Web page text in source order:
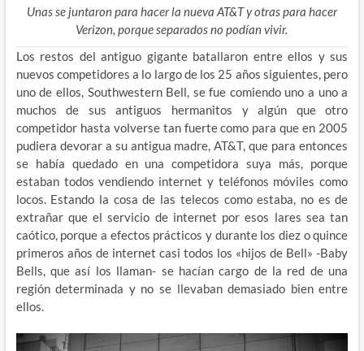
Unas se juntaron para hacer la nueva AT&T y otras para hacer
Verizon, porque separados no podían vivir.
Los restos del antiguo gigante batallaron entre ellos y sus
nuevos competidores a lo largo de los 25 años siguientes, pero
uno de ellos, Southwestern Bell, se fue comiendo uno a uno a
muchos de sus antiguos hermanitos y algún que otro
competidor hasta volverse tan fuerte como para que en 2005
pudiera devorar a su antigua madre, AT&T, que para entonces
se había quedado en una competidora suya más, porque
estaban todos vendiendo internet y teléfonos móviles como
locos. Estando la cosa de las telecos como estaba, no es de
extrañar que el servicio de internet por esos lares sea tan
caótico, porque a efectos prácticos y durante los diez o quince
primeros años de internet casi todos los «hijos de Bell» -Baby
Bells, que así los llaman- se hacían cargo de la red de una
región determinada y no se llevaban demasiado bien entre
ellos.